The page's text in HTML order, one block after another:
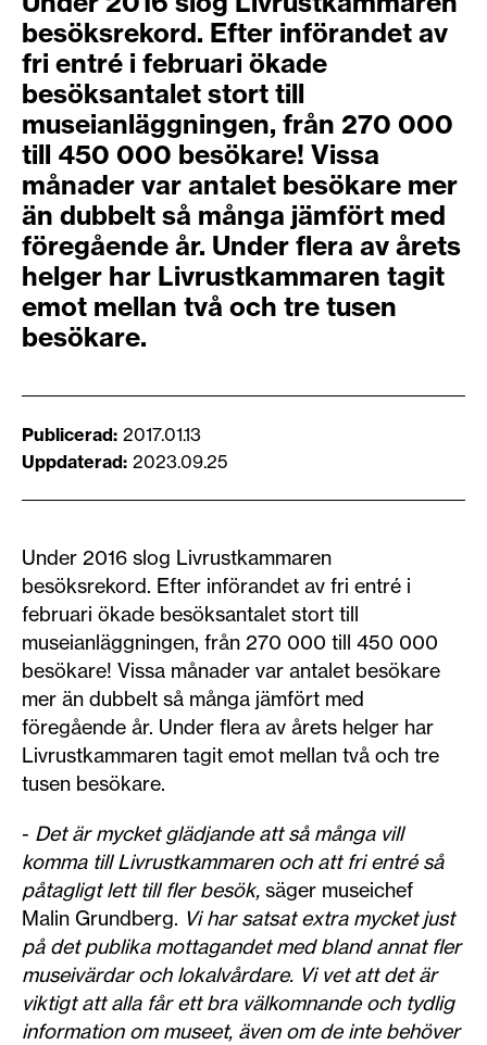
besöksrekord. Efter införandet av
fri entré i februari ökade
besöksantalet stort till
museianläggningen, från 270 000
till 450 000 besökare! Vissa
månader var antalet besökare mer
än dubbelt så många jämfört med
föregående år. Under flera av årets
helger har Livrustkammaren tagit
emot mellan två och tre tusen
besökare.
Publicerad 2017.01.13
Uppdaterad 2023.09.25
Under 2016 slog Livrustkammaren
besöksrekord. Efter införandet av fri entré i
februari ökade besöksantalet stort till
museianläggningen, från 270 000 till 450 000
besökare! Vissa månader var antalet besökare
mer än dubbelt så många jämfört med
föregående år. Under flera av årets helger har
Livrustkammaren tagit emot mellan två och tre
tusen besökare.
- Det är mycket glädjande att så många vill
komma till Livrustkammaren och att fri entré så
påtagligt lett till fler besök, säger museichef
Malin Grundberg. Vi har satsat extra mycket just
på det publika mottagandet med bland annat fler
museivärdar och lokalvårdare. Vi vet att det är
viktigt att alla får ett bra välkomnande och tydlig
information om museet, även om de inte behöver